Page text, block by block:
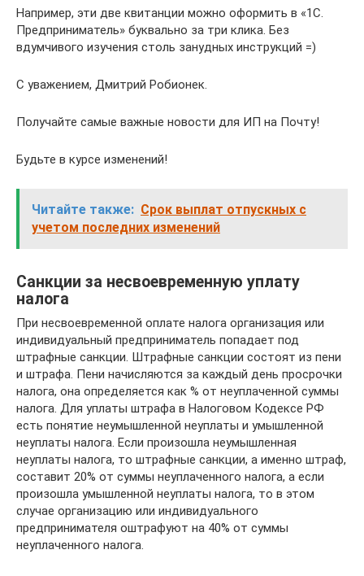
Например, эти две квитанции можно оформить в «1С.
Предприниматель» буквально за три клика. Без
вдумчивого изучения столь занудных инструкций =)
С уважением, Дмитрий Робионек.
Получайте самые важные новости для ИП на Почту!
Будьте в курсе изменений!
Читайте также: Срок выплат отпускных с
учетом последних изменений
Санкции за несвоевременную уплату
налога
При несвоевременной оплате налога организация или
индивидуальный предприниматель попадает под
штрафные санкции. Штрафные санкции состоят из пени
и штрафа. Пени начисляются за каждый день просрочки
налога, она определяется как % от неуплаченной суммы
налога. Для уплаты штрафа в Налоговом Кодексе РФ
есть понятие неумышленной неуплаты и умышленной
неуплаты налога. Если произошла неумышленная
неуплаты налога, то штрафные санкции, а именно штраф,
составит 20% от суммы неуплаченного налога, а если
произошла умышленной неуплаты налога, то в этом
случае организацию или индивидуального
предпринимателя оштрафуют на 40% от суммы
неуплаченного налога.